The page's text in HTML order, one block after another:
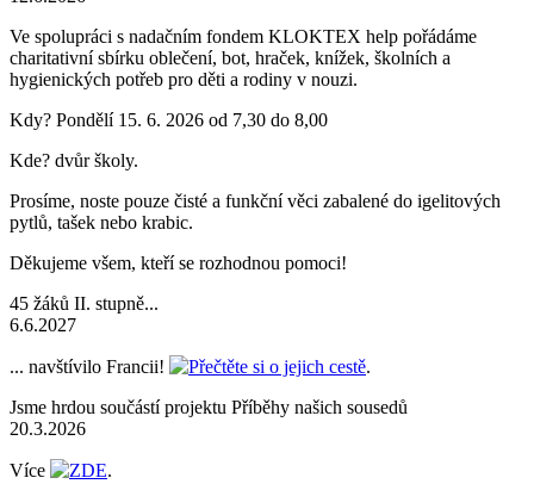
Ve spolupráci s nadačním fondem KLOKTEX help pořádáme
charitativní sbírku oblečení, bot, hraček, knížek, školních a
hygienických potřeb pro děti a rodiny v nouzi.
Kdy? Pondělí 15. 6. 2026 od 7,30 do 8,00
Kde? dvůr školy.
Prosíme, noste pouze čisté a funkční věci zabalené do igelitových
pytlů, tašek nebo krabic.
Děkujeme všem, kteří se rozhodnou pomoci!
45 žáků II. stupně...
6.6.2027
... navštívilo Francii! Přečtěte si o jejich cestě.
Jsme hrdou součástí projektu Příběhy našich sousedů
20.3.2026
Více ZDE.